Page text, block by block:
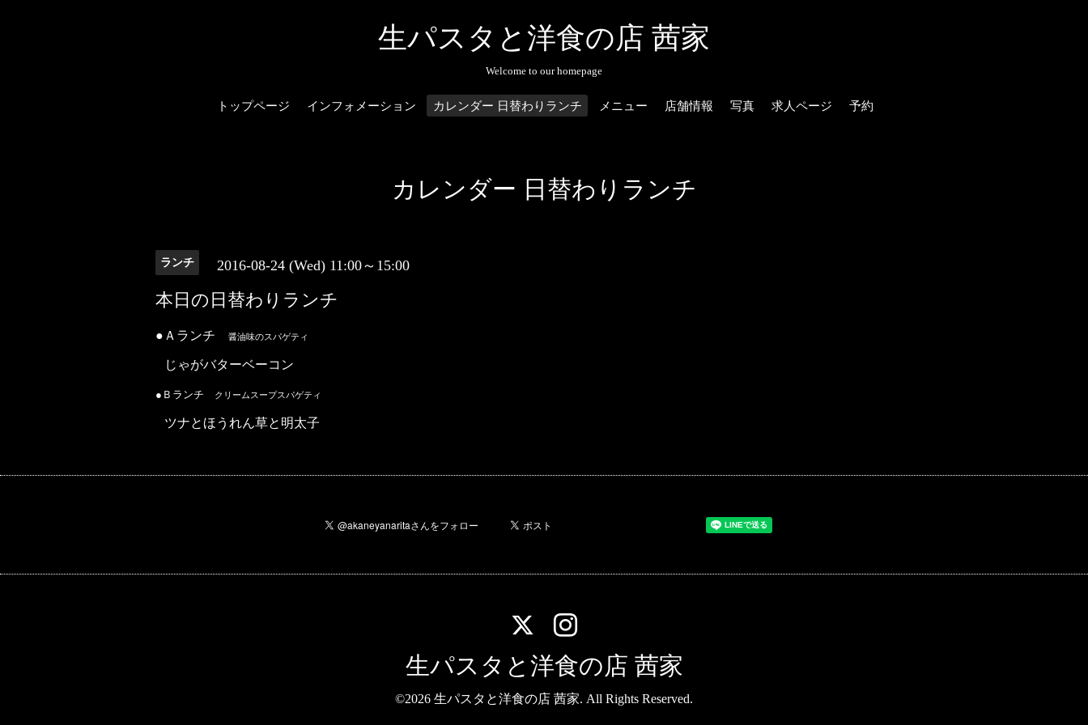
生パスタと洋食の店 茜家
Welcome to our homepage
トップページ インフォメーション カレンダー 日替わりランチ メニュー 店舗情報 写真 求人ページ 予約
カレンダー 日替わりランチ
ランチ 2016-08-24 (Wed) 11:00～15:00
本日の日替わりランチ
●Ａランチ 醤油味のスパゲティ
じゃがバターベーコン
●Ｂランチ クリームスープスパゲティ
ツナとほうれん草と明太子
生パスタと洋食の店 茜家
©2026 生パスタと洋食の店 茜家. All Rights Reserved.